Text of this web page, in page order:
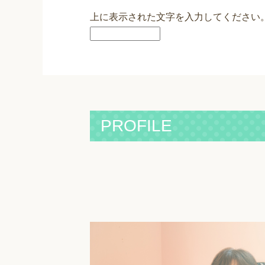
上に表示された文字を入力してください
PROFILE